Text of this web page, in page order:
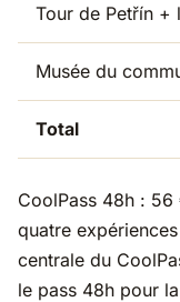
Tour de Petřín +
Musée du
Total
CoolPass 48h : 56
quatre
centrale du
le pass 48h pour